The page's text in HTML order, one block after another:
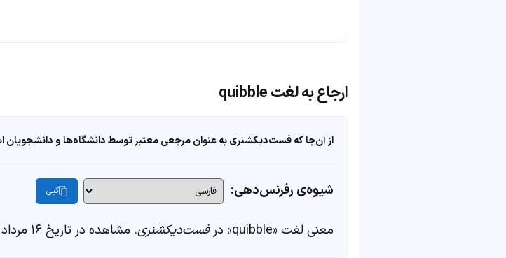
ارجاع به لغت quibble
از آن‌جا که فست‌دیکشنری به عنوان مرجعی معتبر توسط دانشگاه‌ها و دانشجویان
شیوه‌ی رفرنس‌دهی: کپی
معنی لغت «quibble» در فست‌دیکشنری. مشاهده در تاریخ ۱۶ مرداد ۱۴۰۵، از https://fastdic.com/word/quibble